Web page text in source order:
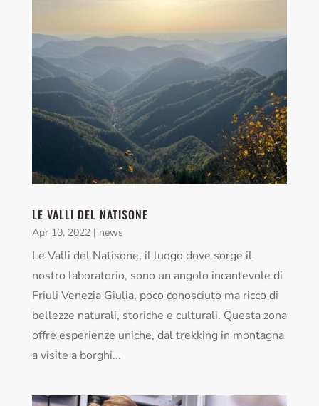
LE VALLI DEL NATISONE
Apr 10, 2022| news
Le Valli del Natisone, il luogo dove sorge il
nostro laboratorio, sono un angolo incantevole di
Friuli Venezia Giulia, poco conosciuto ma ricco di
bellezze naturali, storiche e culturali. Questa zona
offre esperienze uniche, dal trekking in montagna
a visite a borghi...